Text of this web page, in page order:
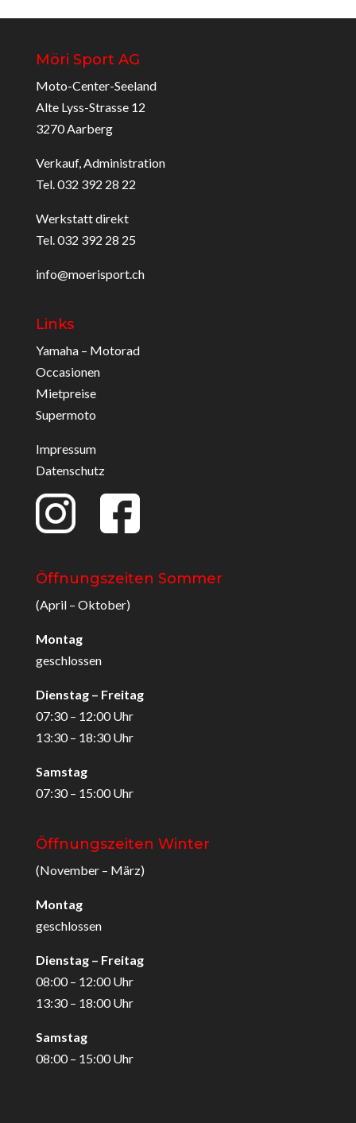
Möri Sport AG
Moto-Center-Seeland
Alte Lyss-Strasse 12
3270 Aarberg
Verkauf, Administration
Tel. 032 392 28 22
Werkstatt direkt
Tel. 032 392 28 25
info@moerisport.ch
Links
Yamaha – Motorad
Occasionen
Mietpreise
Supermoto
Impressum
Datenschutz
Öffnungszeiten Sommer
(April – Oktober)
Montag
geschlossen
Dienstag – Freitag
07:30 – 12:00 Uhr
13:30 – 18:30 Uhr
Samstag
07:30 – 15:00 Uhr
Öffnungszeiten Winter
(November – März)
Montag
geschlossen
Dienstag – Freitag
08:00 – 12:00 Uhr
13:30 – 18:00 Uhr
Samstag
08:00 – 15:00 Uhr